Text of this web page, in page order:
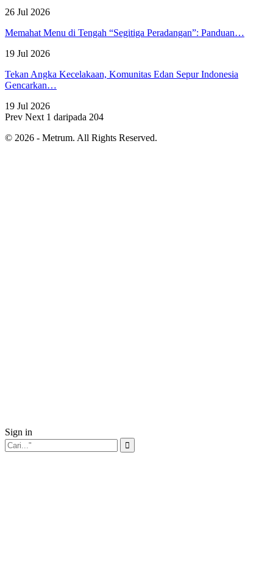
26 Jul 2026
Memahat Menu di Tengah “Segitiga Peradangan”: Panduan…
19 Jul 2026
Tekan Angka Kecelakaan, Komunitas Edan Sepur Indonesia
Gencarkan…
19 Jul 2026
Prev Next 1 daripada 204
© 2026 - Metrum. All Rights Reserved.
Sign in